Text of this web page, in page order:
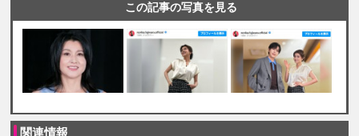
この記事の写真を見る
関連情報